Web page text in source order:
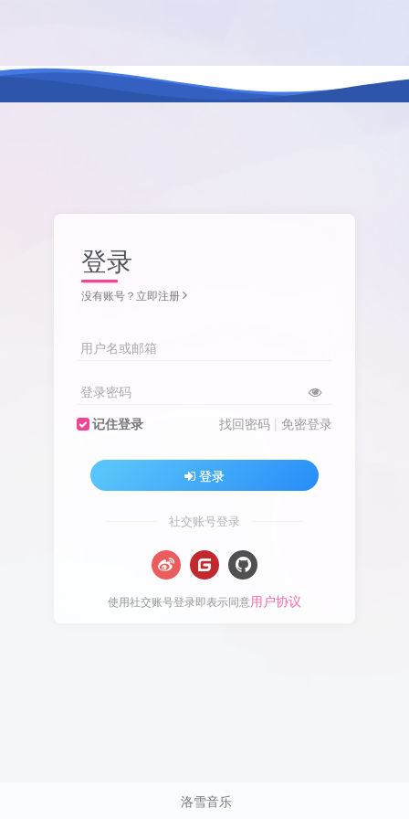
登录
没有账号？立即注册
用户名或邮箱
登录密码
记住登录
找回密码 | 免密登录
登录
社交账号登录
使用社交账号登录即表示同意用户协议
洛雪音乐